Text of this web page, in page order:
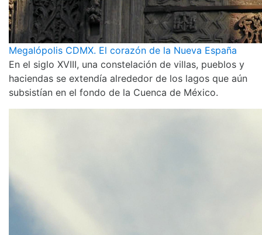
Megalópolis CDMX. El corazón de la Nueva España
En el siglo XVIII, una constelación de villas, pueblos y
haciendas se extendía alrededor de los lagos que aún
subsistían en el fondo de la Cuenca de México.